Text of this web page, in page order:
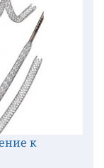
к